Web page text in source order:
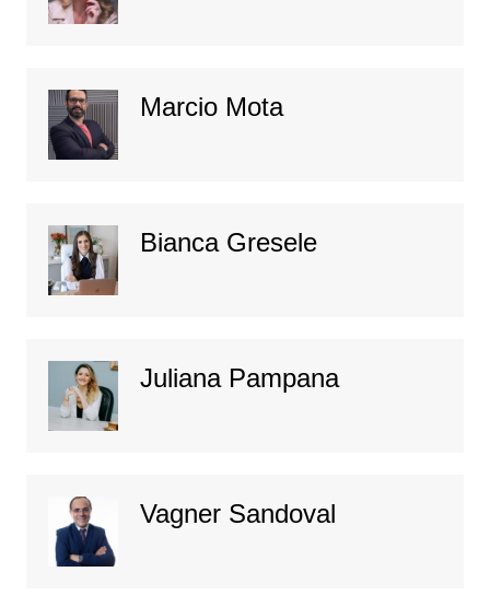
Marcio Mota
Bianca Gresele
Juliana Pampana
Vagner Sandoval